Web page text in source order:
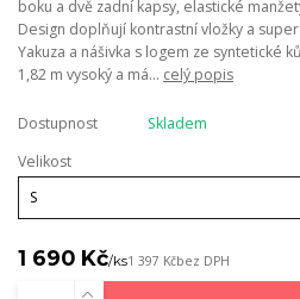
boku a dvě zadní kapsy, elastické
Design doplňují kontrastní vložky a
Yakuza a nášivka s logem ze syntetické
1,82 m vysoký a má... celý popis
Dostupnost
Skladem
Velikost
1 690 Kč/ks1 397 Kčbez DPH